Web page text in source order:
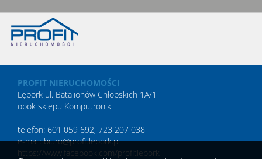
PROFIT NIERUCHOMOŚCI
Lębork ul. Batalionów Chłopskich 1A/1
obok sklepu Komputronik
telefon: 601 059 692, 723 207 038
e-mail: biuro@profitlebork.pl
https://www.facebook.com/profitlebork